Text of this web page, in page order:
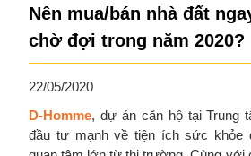
Nên mua/bán nhà đất
chờ đợi trong năm 2020?
22/05/2020
D-Homme, dự án căn hộ tại Trung
đầu tư mạnh về tiện ích sức khỏe